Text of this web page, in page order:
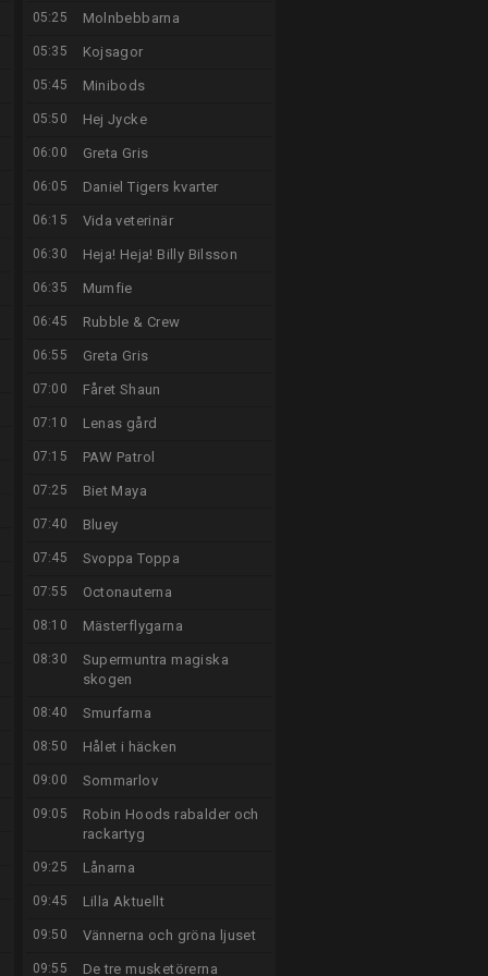
05:25 Molnbebbarna
05:35 Kojsagor
05:45 Minibods
05:50 Hej Jycke
06:00 Greta Gris
06:05 Daniel Tigers kvarter
06:15 Vida veterinär
06:30 Heja! Heja! Billy Bilsson
06:35 Mumfie
06:45 Rubble & Crew
06:55 Greta Gris
07:00 Fåret Shaun
07:10 Lenas gård
07:15 PAW Patrol
07:25 Biet Maya
07:40 Bluey
07:45 Svoppa Toppa
07:55 Octonauterna
08:10 Mästerflygarna
08:30
Supermuntra magiska
skogen
08:40 Smurfarna
08:50 Hålet i häcken
09:00 Sommarlov
09:05
Robin Hoods rabalder och
rackartyg
09:25 Lånarna
09:45 Lilla Aktuellt
09:50 Vännerna och gröna ljuset
09:55 De tre musketörerna